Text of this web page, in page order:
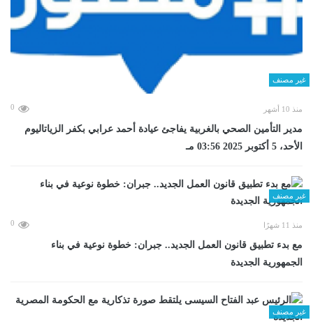
غير مصنف
منذ 10 أشهر 0
مدير التأمين الصحي بالغربية يفاجئ عيادة أحمد عرابي بكفر الزياتاليوم
الأحد، 5 أكتوبر 2025 03:56 مـ
غير مصنف
منذ 11 شهرًا 0
مع بدء تطبيق قانون العمل الجديد.. جبران: خطوة نوعية في بناء
الجمهورية الجديدة
غير مصنف